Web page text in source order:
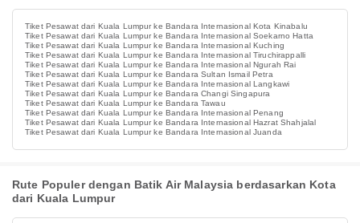
Tiket Pesawat dari Kuala Lumpur ke Bandara Internasional Kota Kinabalu
Tiket Pesawat dari Kuala Lumpur ke Bandara Internasional Soekarno Hatta
Tiket Pesawat dari Kuala Lumpur ke Bandara Internasional Kuching
Tiket Pesawat dari Kuala Lumpur ke Bandara Internasional Tiruchirappalli
Tiket Pesawat dari Kuala Lumpur ke Bandara Internasional Ngurah Rai
Tiket Pesawat dari Kuala Lumpur ke Bandara Sultan Ismail Petra
Tiket Pesawat dari Kuala Lumpur ke Bandara Internasional Langkawi
Tiket Pesawat dari Kuala Lumpur ke Bandara Changi Singapura
Tiket Pesawat dari Kuala Lumpur ke Bandara Tawau
Tiket Pesawat dari Kuala Lumpur ke Bandara Internasional Penang
Tiket Pesawat dari Kuala Lumpur ke Bandara Internasional Hazrat Shahjalal
Tiket Pesawat dari Kuala Lumpur ke Bandara Internasional Juanda
Rute Populer dengan Batik Air Malaysia berdasarkan Kota
dari Kuala Lumpur